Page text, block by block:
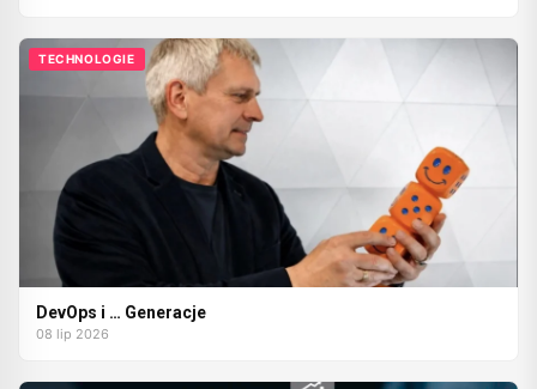
TECHNOLOGIE
DevOps i … Generacje
08 lip 2026